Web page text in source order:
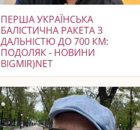
ПЕРША УКРАЇНСЬКА
БАЛІСТИЧНА РАКЕТА З
ДАЛЬНІСТЮ ДО 700 КМ:
ПОДОЛЯК - НОВИНИ
BIGMIR)NET